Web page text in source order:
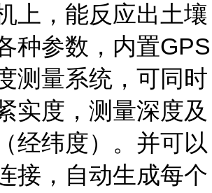
上，能反应出土壤
种参数，内置GPS
测量系统，可同时
实度，测量深度及
经纬度）。并可以
接，自动生成每个